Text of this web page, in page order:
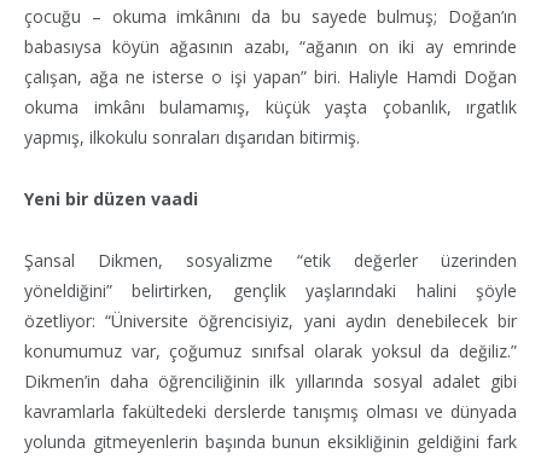
çocuğu – okuma imkânını da bu sayede bulmuş; Doğan’ın
babasıysa köyün ağasının azabı, “ağanın on iki ay emrinde
çalışan, ağa ne isterse o işi yapan” biri. Haliyle Hamdi Doğan
okuma imkânı bulamamış, küçük yaşta çobanlık, ırgatlık
yapmış, ilkokulu sonraları dışarıdan bitirmiş.
Yeni bir düzen vaadi
Şansal Dikmen, sosyalizme “etik değerler üzerinden
yöneldiğini” belirtirken, gençlik yaşlarındaki halini şöyle
özetliyor: “Üniversite öğrencisiyiz, yani aydın denebilecek bir
konumumuz var, çoğumuz sınıfsal olarak yoksul da değiliz.”
Dikmen’in daha öğrenciliğinin ilk yıllarında sosyal adalet gibi
kavramlarla fakültedeki derslerde tanışmış olması ve dünyada
yolunda gitmeyenlerin başında bunun eksikliğinin geldiğini fark